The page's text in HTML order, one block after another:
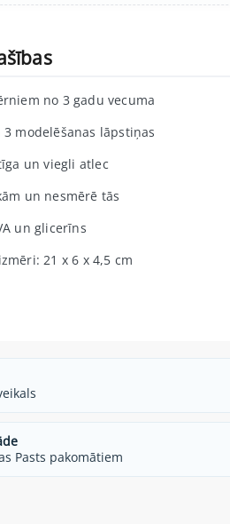
no 3 gadu vecuma
3 modelēšanas lāpstiņas
un viegli atlec
un nesmērē tās
un glicerīns
21 x 6 x 4,5 cm
Pasts pakomātiem